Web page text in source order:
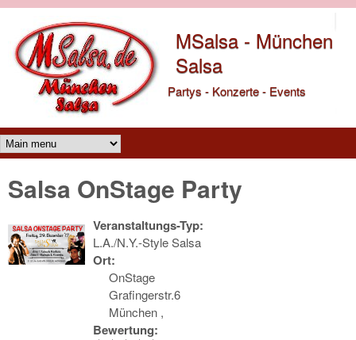
MSalsa - München
Salsa
Partys - Konzerte - Events
Main menu
Salsa OnStage Party
Veranstaltungs-Typ:
L.A./N.Y.-Style Salsa
Ort:
OnStage
Grafingerstr.6
München ,
Bewertung: